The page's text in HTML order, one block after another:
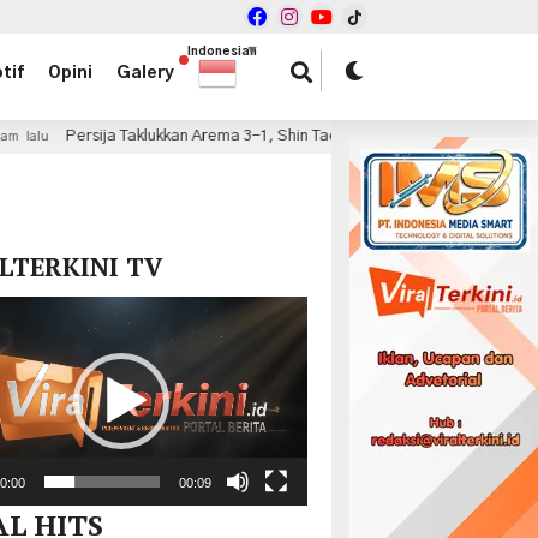
Opini Galery
Indonesian
▼
Arema 3-1, Shin Tae-yong Puas dengan Performa Pemain Muda
TV
00:09
HITS